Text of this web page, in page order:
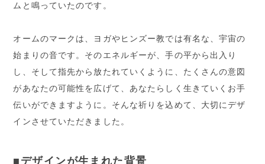
ムと鳴っていたのです。
オームのマークは、ヨガやヒンズー教では有名な、宇宙の
始まりの音です。そのエネルギーが、手の平から出入り
し、そして指先から放たれていくように、たくさんの意図
があなたの可能性を広げて、あなたらしく生きていくお手
伝いができますように。そんな祈りを込めて、大切にデザ
インさせていただきました。
■デザインが生まれた背景